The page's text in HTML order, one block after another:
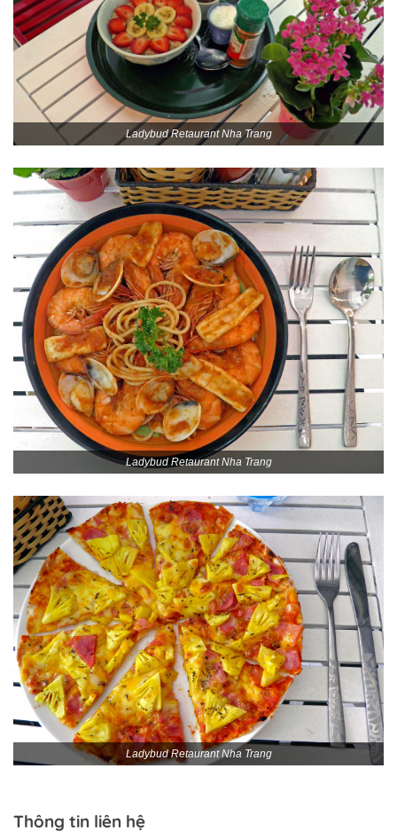
Ladybud Retaurant Nha Trang
Ladybud Retaurant Nha Trang
Ladybud Retaurant Nha Trang
Thông tin liên hệ